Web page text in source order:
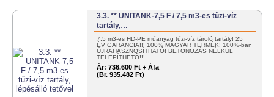
3.3. ** UNITANK-7,5 F / 7,5 m3-es tűzi-víz
tartály,…
7,5 m3-es HD-PE műanyag tűzi-víz tároló tartály! 25
ÉV GARANCIA!!! 100% MAGYAR TERMÉK! 100%-ban
ÚJRAHASZNOSÍTHATÓ! BETONOZÁS NÉLKÜL
TELEPÍTHETŐ!!!…
Ár: 736.600 Ft + Áfa
(Br. 935.482 Ft)